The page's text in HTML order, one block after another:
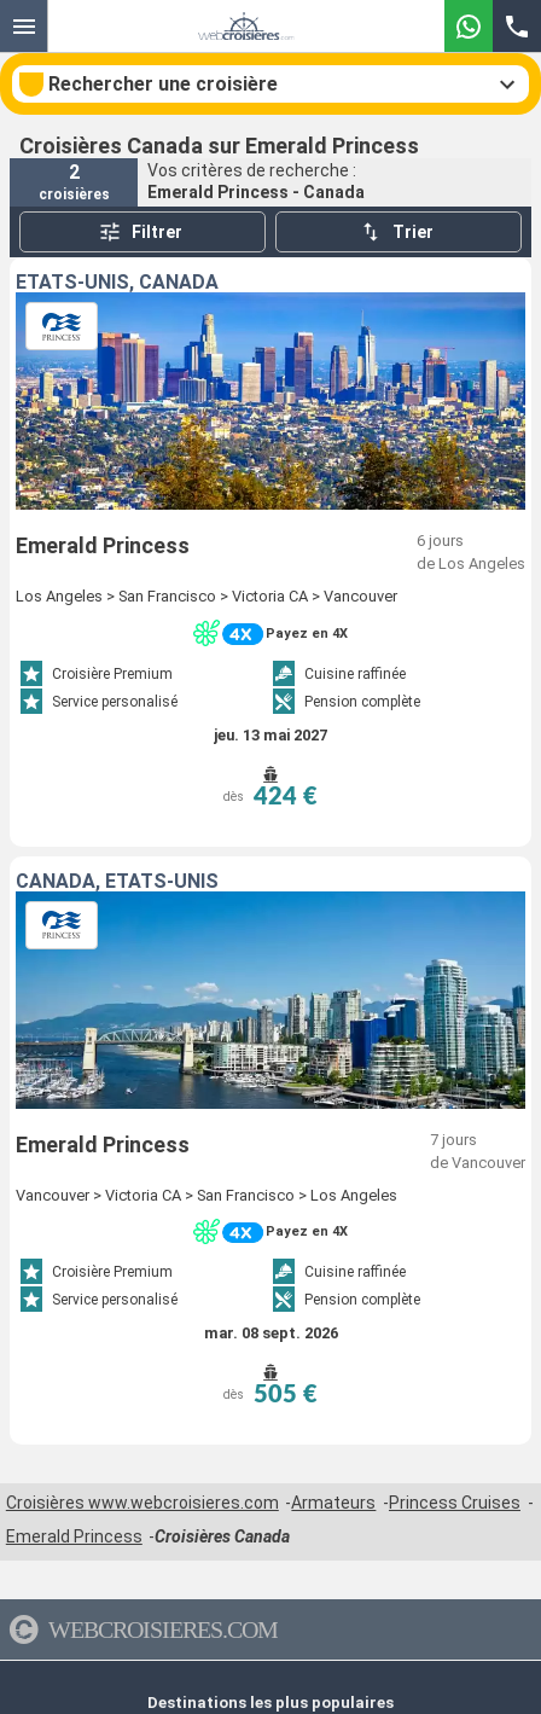
Rechercher une croisière
Nos destinations
Mois de départ
Ports Compagnies
Rechercher
Croisières Canada sur Emerald Princess
2
croisières
Vos critères de recherche :
Emerald Princess - Canada
Filtrer Trier
ÉTATS-UNIS, CANADA
Emerald Princess
6 jours
de Los Angeles
Los Angeles > San Francisco > Victoria CA > Vancouver
Payez en 4X
Croisière Premium
Cuisine raffinée
Service personalisé
Pension complète
jeu. 13 mai 2027
dès 424 €
CANADA, ÉTATS-UNIS
Emerald Princess
7 jours
de Vancouver
Vancouver > Victoria CA > San Francisco > Los Angeles
Payez en 4X
Croisière Premium
Cuisine raffinée
Service personalisé
Pension complète
mar. 08 sept. 2026
dès 505 €
Croisières www.webcroisieres.com Armateurs
Princess Cruises
Emerald Princess
Croisières Canada
WEBCROISIERES.COM
Destinations les plus populaires